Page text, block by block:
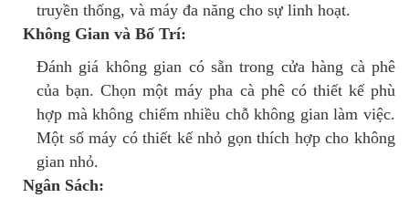
truyền thống, và máy đa năng cho sự linh hoạt.
Không Gian và Bố Trí:
Đánh giá không gian có sẵn trong cửa hàng cà phê
của bạn. Chọn một máy pha cà phê có thiết kế phù
hợp mà không chiếm nhiều chỗ không gian làm việc.
Một số máy có thiết kế nhỏ gọn thích hợp cho không
gian nhỏ.
Ngân Sách: